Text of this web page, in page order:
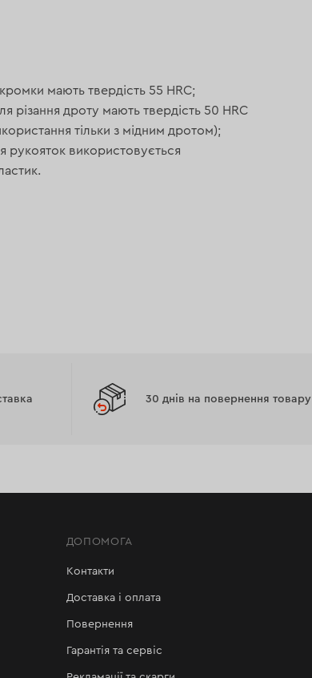
мають твердість 55 HRC;
різання дроту мають твердість 50 HRC
тільки з мідним дротом);
рукояток використовується
30 днів на повернення товару
ДОПОМОГА
Контакти
Доставка і оплата
Повернення
Гарантія та сервіс